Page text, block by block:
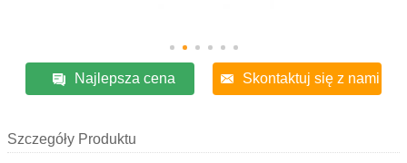
Najlepsza cena Skontaktuj się z nami
Szczegóły Produktu